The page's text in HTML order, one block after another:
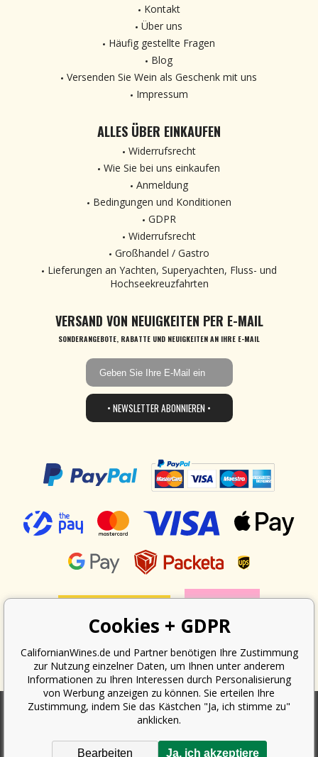
Kontakt
Über uns
Häufig gestellte Fragen
Blog
Versenden Sie Wein als Geschenk mit uns
Impressum
ALLES ÜBER EINKAUFEN
Widerrufsrecht
Wie Sie bei uns einkaufen
Anmeldung
Bedingungen und Konditionen
GDPR
Widerrufsrecht
Großhandel / Gastro
Lieferungen an Yachten, Superyachten, Fluss- und
Hochseekreuzfahrten
VERSAND VON NEUIGKEITEN PER E-MAIL
SONDERANGEBOTE, RABATTE UND NEUIGKEITEN AN IHRE E-MAIL
• NEWSLETTER ABONNIEREN •
verpflichtet, dem Käufer eine Quittung auszustellen. Gleichzeitig ist er
verpflichtet, den erhaltenen Umsatz online beim Finanzamt zu erfassen;
Cookies + GDPR
CalifornianWines.de und Partner benötigen Ihre Zustimmung
zur Nutzung einzelner Daten, um Ihnen unter anderem
Informationen zu Ihren Interessen durch Personalisierung
von Werbung anzeigen zu können. Sie erteilen Ihre
Zustimmung, indem Sie das Kästchen "Ja, ich stimme zu"
anklicken.
Ja, ich akzeptiere
Bearbeiten